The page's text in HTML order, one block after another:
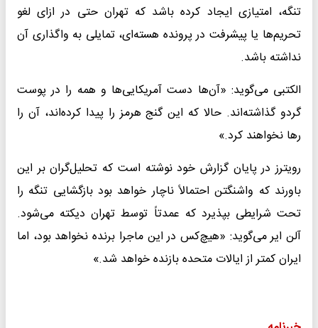
تنگه، امتیازی ایجاد کرده باشد که تهران حتی در ازای لغو
تحریم‌ها یا پیشرفت در پرونده هسته‌ای، تمایلی به واگذاری آن
نداشته باشد.
الکتبی می‌گوید: «آن‌ها دست آمریکایی‌ها و همه را در پوست
گردو گذاشته‌اند. حالا که این گنج هرمز را پیدا کرده‌اند، آن را
رها نخواهند کرد.»
رویترز در پایان گزارش خود نوشته است که تحلیل‌گران بر این
باورند که واشنگتن احتمالاً ناچار خواهد بود بازگشایی تنگه را
تحت شرایطی بپذیرد که عمدتاً توسط تهران دیکته می‌شود.
آلن ایر می‌گوید: «هیچ‌کس در این ماجرا برنده نخواهد بود، اما
ایران کمتر از ایالات متحده بازنده خواهد شد.»